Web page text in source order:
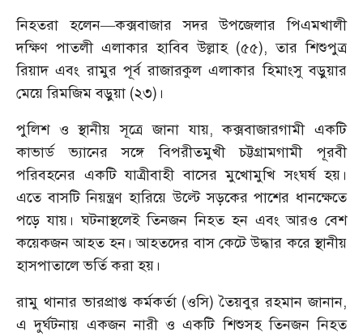
নিহতরা হলেন—কক্সবাজার সদর উপজেলার পিএমখালী
দক্ষিণ পাতলী এলাকার হাবিব উল্লাহ (৫৫), তার শিশুপুত্র
রিয়াদ এবং রামুর পূর্ব রাজারকুল এলাকার হিমাংসু বড়ুয়ার
মেয়ে রিমজিম বড়ুয়া (২৩)।
পুলিশ ও স্থানীয় সূত্রে জানা যায়, কক্সবাজারগামী একটি
কাভার্ড ভ্যানের সঙ্গে বিপরীতমুখী চট্টগ্রামগামী পূরবী
পরিবহনের একটি যাত্রীবাহী বাসের মুখোমুখি সংঘর্ষ হয়।
এতে বাসটি নিয়ন্ত্রণ হারিয়ে উল্টে সড়কের পাশের ধানক্ষেতে
পড়ে যায়। ঘটনাস্থলেই তিনজন নিহত হন এবং আরও বেশ
কয়েকজন আহত হন। আহতদের বাস কেটে উদ্ধার করে স্থানীয়
হাসপাতালে ভর্তি করা হয়।
রামু থানার ভারপ্রাপ্ত কর্মকর্তা (ওসি) তৈয়বুর রহমান জানান,
এ দুর্ঘটনায় একজন নারী ও একটি শিশুসহ তিনজন নিহত